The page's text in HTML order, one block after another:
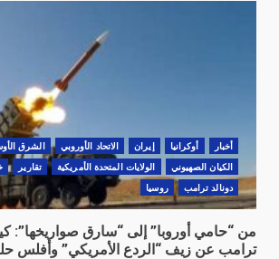
أخبار أوكرانيا ‏إيران الاتحاد الأوروبي الشرق
الكيان الصهيوني
الولايات المتحدة الأمريكية تقارير
دونالد ترامب
روسيا
من “حامي أوروبا” إلى “سارق
ترامب عن زيف “الردع الأمريكي” وأفلس